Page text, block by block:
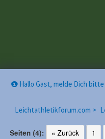
Hallo Gast, melde Dich
Leichtathletikforum.com >
Seiten (4): « Zurück 1